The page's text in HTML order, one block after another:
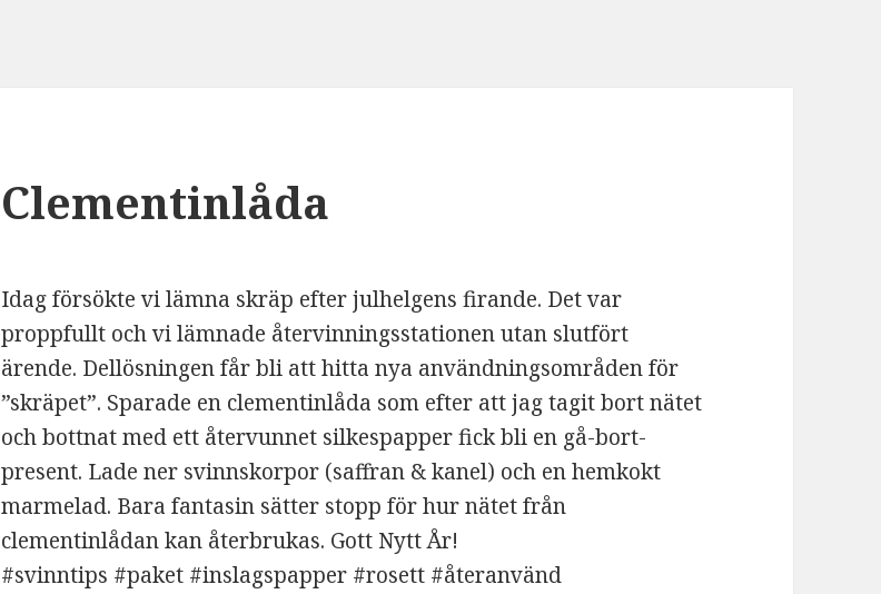
Clementinlåda
Idag försökte vi lämna skräp efter julhelgens firande. Det var
proppfullt och vi lämnade återvinningsstationen utan slutfört
ärende. Dellösningen får bli att hitta nya användningsområden för
”skräpet”. Sparade en clementinlåda som efter att jag tagit bort nätet
och bottnat med ett återvunnet silkespapper fick bli en gå-bort-
present. Lade ner svinnskorpor (saffran & kanel) och en hemkokt
marmelad. Bara fantasin sätter stopp för hur nätet från
clementinlådan kan återbrukas. Gott Nytt År!
#svinntips #paket #inslagspapper #rosett #återanvänd